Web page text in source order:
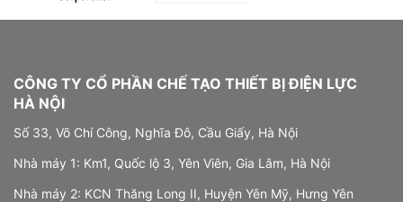
CÔNG TY CỔ PHẦN CHẾ TẠO THIẾT BỊ ĐIỆN LỰC
HÀ NỘI
Số 33, Võ Chí Công, Nghĩa Đô, Cầu Giấy, Hà Nội
Nhà máy 1: Km1, Quốc lộ 3, Yên Viên, Gia Lâm, Hà Nội
Nhà máy 2: KCN Thăng Long II, Huyện Yên Mỹ, Hưng Yên